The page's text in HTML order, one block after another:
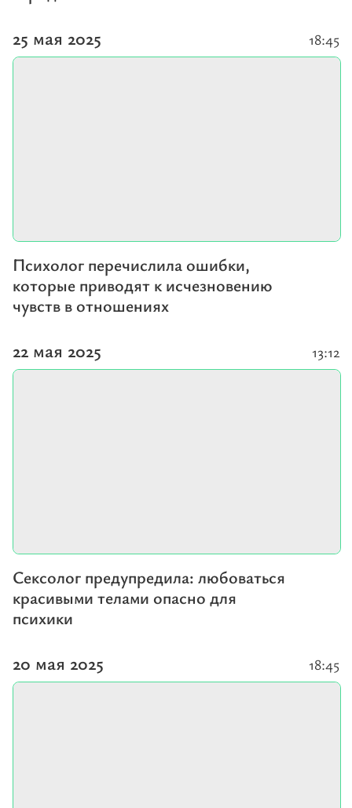
25 мая 2025
Психолог перечислила ошибки,
которые приводят к исчезновению
чувств в отношениях
18:45
22 мая 2025
Сексолог предупредила: любоваться
красивыми телами опасно для
психики
13:12
20 мая 2025 18:45